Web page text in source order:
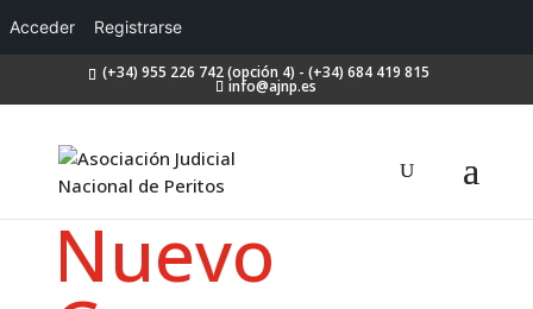
Acceder Registrarse
(+34) 955 226 742 (opción 4) - (+34) 684 419 815
info@ajnp.es
Nuevo